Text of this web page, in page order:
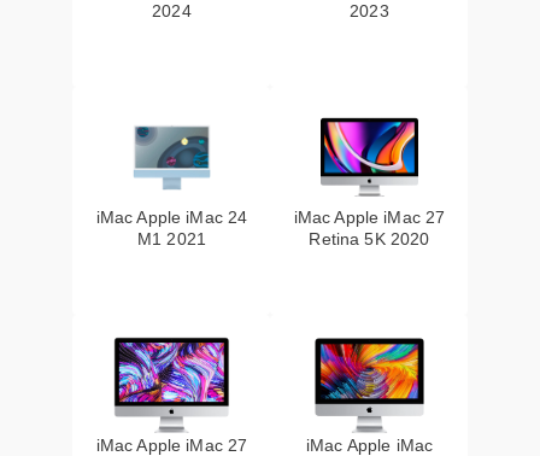
2024
2023
iMac Apple iMac 24
M1 2021
iMac Apple iMac 27
Retina 5K 2020
iMac Apple iMac 27
iMac Apple iMac